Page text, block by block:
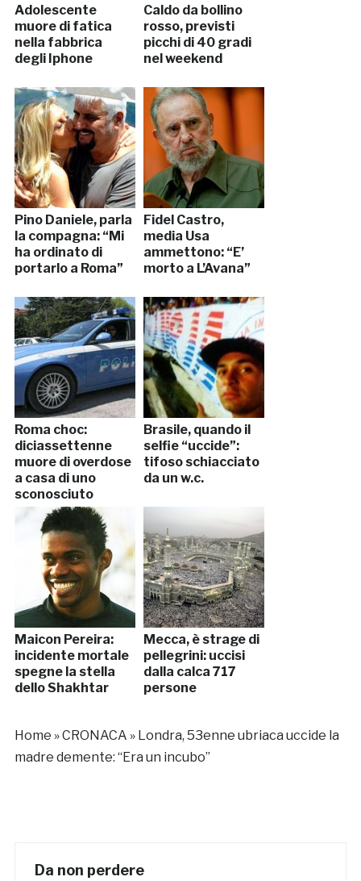
Adolescente
muore di fatica
nella fabbrica
degli Iphone
Caldo da bollino
rosso, previsti
picchi di 40 gradi
nel weekend
Pino Daniele, parla
la compagna: “Mi
ha ordinato di
portarlo a Roma”
Fidel Castro,
media Usa
ammettono: “E’
morto a L’Avana”
Roma choc:
diciassettenne
muore di overdose
a casa di uno
sconosciuto
Brasile, quando il
selfie “uccide”:
tifoso schiacciato
da un w.c.
Maicon Pereira:
incidente mortale
spegne la stella
dello Shakhtar
Mecca, è strage di
pellegrini: uccisi
dalla calca 717
persone
Home »CRONACA » Londra, 53enne ubriaca uccide la
madre demente: “Era un incubo”
Da non perdere